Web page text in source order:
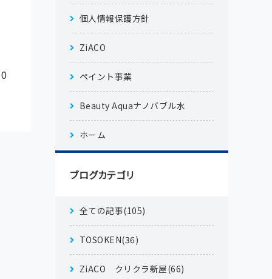
個人情報保護方針
ZiACO
ペイント事業
Beauty Aquaナノバブル水
ホーム
ブログカテゴリ
全ての記事(105)
TOSOKEN(36)
ZiACO クリクラ新屋(66)